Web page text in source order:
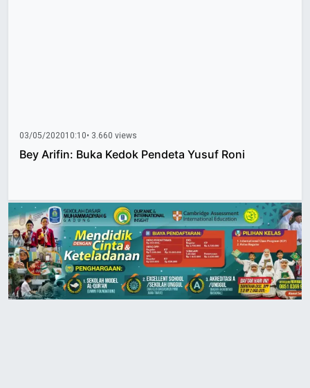
03/05/202010:10• 3.660 views
Bey Arifin: Buka Kedok Pendeta Yusuf Roni